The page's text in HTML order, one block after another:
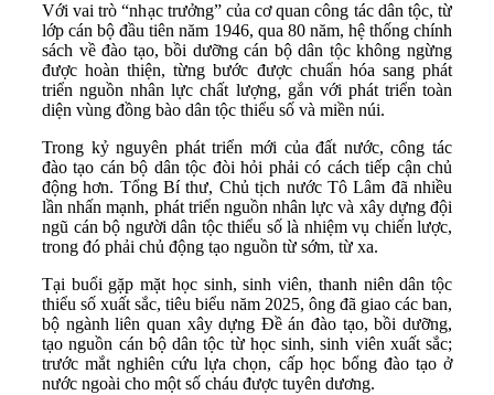
Với vai trò “nhạc trưởng” của cơ quan công tác dân tộc, từ
lớp cán bộ đầu tiên năm 1946, qua 80 năm, hệ thống chính
sách về đào tạo, bồi dưỡng cán bộ dân tộc không ngừng
được hoàn thiện, từng bước được chuẩn hóa sang phát
triển nguồn nhân lực chất lượng, gắn với phát triển toàn
diện vùng đồng bào dân tộc thiểu số và miền núi.
Trong kỷ nguyên phát triển mới của đất nước, công tác
đào tạo cán bộ dân tộc đòi hỏi phải có cách tiếp cận chủ
động hơn. Tổng Bí thư, Chủ tịch nước Tô Lâm đã nhiều
lần nhấn mạnh, phát triển nguồn nhân lực và xây dựng đội
ngũ cán bộ người dân tộc thiểu số là nhiệm vụ chiến lược,
trong đó phải chủ động tạo nguồn từ sớm, từ xa.
Tại buổi gặp mặt học sinh, sinh viên, thanh niên dân tộc
thiểu số xuất sắc, tiêu biểu năm 2025, ông đã giao các ban,
bộ ngành liên quan xây dựng Đề án đào tạo, bồi dưỡng,
tạo nguồn cán bộ dân tộc từ học sinh, sinh viên xuất sắc;
trước mắt nghiên cứu lựa chọn, cấp học bổng đào tạo ở
nước ngoài cho một số cháu được tuyên dương.